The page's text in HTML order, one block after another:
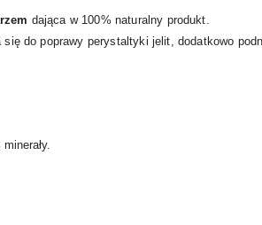
dająca w 100% naturalny produkt.
się do poprawy perystaltyki jelit, dodatkowo